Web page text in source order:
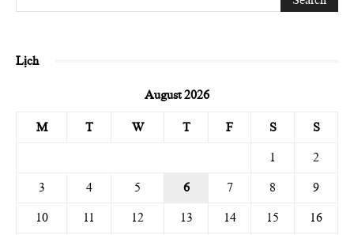
Lịch
August 2026
M T W T F S S
1 2
3 4 5 6 7 8 9
10 11 12 13 14 15 16